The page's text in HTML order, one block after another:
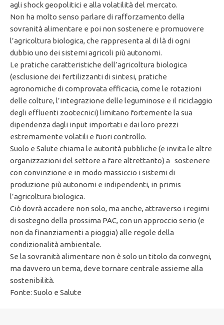
agli shock geopolitici e alla volatilità del mercato.
Non ha molto senso parlare di rafforzamento della
sovranità alimentare e poi non sostenere e promuovere
l’agricoltura biologica, che rappresenta al di là di ogni
dubbio uno dei sistemi agricoli più autonomi.
Le pratiche caratteristiche dell’agricoltura biologica
(esclusione dei fertilizzanti di sintesi, pratiche
agronomiche di comprovata efficacia, come le rotazioni
delle colture, l’integrazione delle leguminose e il riciclaggio
degli effluenti zootecnici) limitano fortemente la sua
dipendenza dagli input importati e dai loro prezzi
estremamente volatili e fuori controllo.
Suolo e Salute chiama le autorità pubbliche (e invita le altre
organizzazioni del settore a fare altrettanto) a sostenere
con convinzione e in modo massiccio i sistemi di
produzione più autonomi e indipendenti, in primis
l’agricoltura biologica.
Ciò dovrà accadere non solo, ma anche, attraverso i regimi
di sostegno della prossima PAC, con un approccio serio (e
non da finanziamenti a pioggia) alle regole della
condizionalità ambientale.
Se la sovranità alimentare non è solo un titolo da convegni,
ma davvero un tema, deve tornare centrale assieme alla
sostenibilità.
Fonte: Suolo e Salute